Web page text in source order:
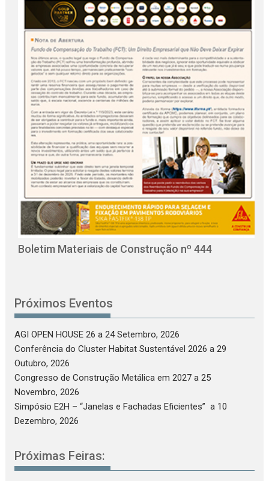
Boletim Materiais de Construção nº 444
Próximos Eventos
AGI OPEN HOUSE 26 a 24 Setembro, 2026
Conferência do Cluster Habitat Sustentável 2026 a 29
Outubro, 2026
Congresso de Construção Metálica em 2027 a 25
Novembro, 2026
Simpósio E2H – “Janelas e Fachadas Eficientes” a 10
Dezembro, 2026
Próximas Feiras: